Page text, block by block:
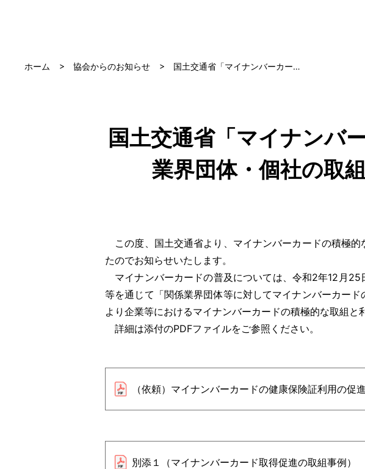
ホーム 協会からのお知らせ 国土交通省「マイナンバーカー…
国土交通省「マイナンバ
業界団体・個社の取
この度、国土交通省より、マイナンバーカードの積極
たのでお知らせいたします。
マイナンバーカードの普及については、令和2年12月
等を通じて「関係業界団体等に対してマイナンバーカー
より企業等におけるマイナンバーカードの積極的な取組と
詳細は添付のPDFファイルをご参照ください。
（依頼）マイナンバーカードの健康保険証利用の促
別添１（マイナンバーカード取得促進の取組事例）